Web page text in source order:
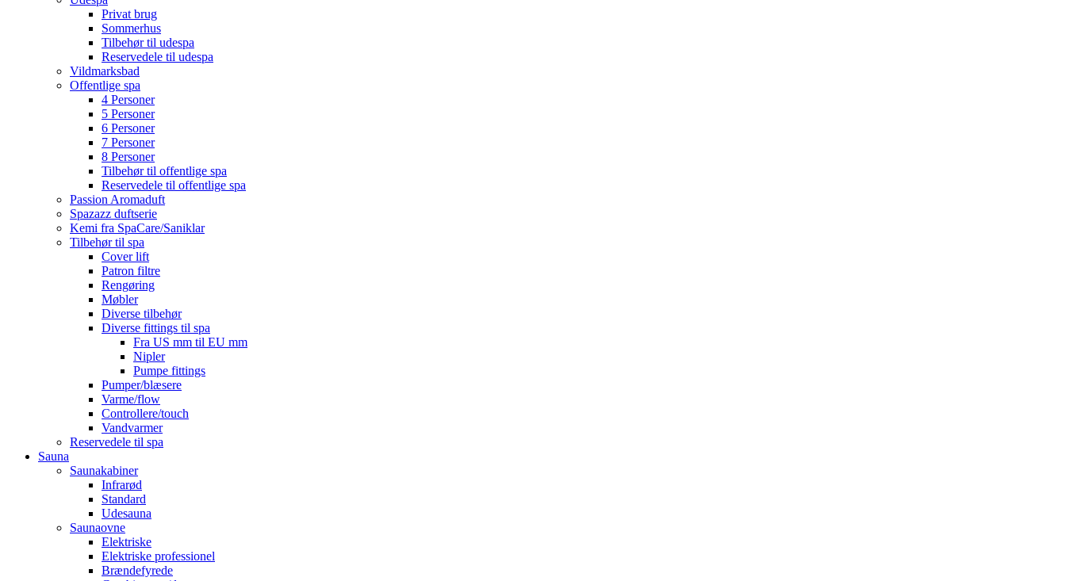
Privat brug
Sommerhus
Tilbehør til udespa
Reservedele til udespa
Vildmarksbad
Offentlige spa
4 Personer
5 Personer
6 Personer
7 Personer
8 Personer
Tilbehør til offentlige spa
Reservedele til offentlige spa
Passion Aromaduft
Spazazz duftserie
Kemi fra SpaCare/Saniklar
Tilbehør til spa
Cover lift
Patron filtre
Rengøring
Møbler
Diverse tilbehør
Diverse fittings til spa
Fra US mm til EU mm
Nipler
Pumpe fittings
Pumper/blæsere
Varme/flow
Controllere/touch
Vandvarmer
Reservedele til spa
Sauna
Saunakabiner
Infrarød
Standard
Udesauna
Saunaovne
Elektriske
Elektriske professionel
Brændefyrede